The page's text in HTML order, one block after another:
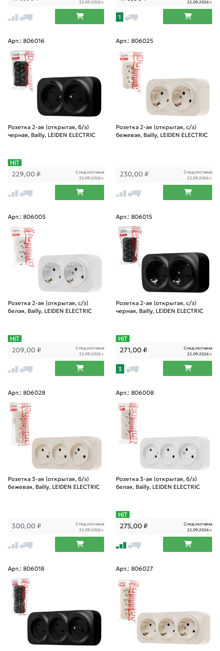
22.09.2026 г. 22.09.2026 г.
1
Арт.: 806016
Розетка 2-ая (открытая, б/з)
черная, Bailly, LEIDEN ELECTRIC
229,00 ₽
След.поставка
22.09.2026 г.
Арт.: 806025
Розетка 2-ая (открытая, с/з)
бежевая, Bailly, LEIDEN ELECTRIC
230,00 ₽
След.поставка
22.09.2026 г.
Арт.: 806005
Розетка 2-ая (открытая, с/з)
белая, Bailly, LEIDEN ELECTRIC
209,00 ₽
След.поставка
22.09.2026 г.
Арт.: 806015
Розетка 2-ая (открытая, с/з)
черная, Bailly, LEIDEN ELECTRIC
271,00₽
След.поставка
22.09.2026 г.
3
Арт.: 806028
Розетка 3-ая (открытая, б/з)
бежевая, Bailly, LEIDEN ELECTRIC
300,00 ₽
След.поставка
22.09.2026 г.
Арт.: 806008
Розетка 3-ая (открытая, б/з)
белая, Bailly, LEIDEN ELECTRIC
275,00₽
След.поставка
22.09.2026 г.
Арт.: 806018 Арт.: 806027